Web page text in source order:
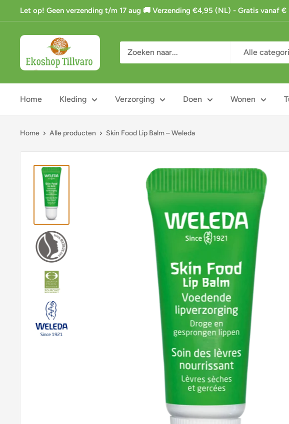
naar
Let op! Geen verzending t/m 17 aug 🚚 Verzending €4,95 (NL) - Gratis vanaf
Ekoshop
Tillvaro
Alle
Home Kleding Verzorging Doen Wonen
Home Alle producten Skin Food Lip Balm – Weleda